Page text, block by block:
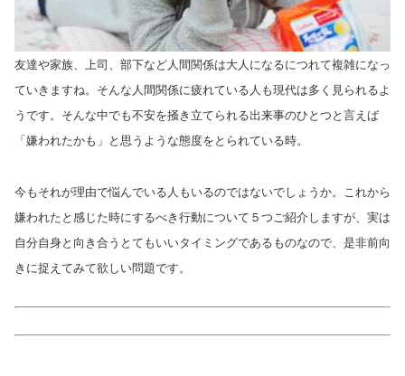
友達や家族、上司、部下など人間関係は大人になるにつれて複雑になっ
ていきますね。そんな人間関係に疲れている人も現代は多く見られるよ
うです。そんな中でも不安を掻き立てられる出来事のひとつと言えば
「嫌われたかも」と思うような態度をとられている時。
今もそれが理由で悩んでいる人もいるのではないでしょうか。これから
嫌われたと感じた時にするべき行動について５つご紹介しますが、実は
自分自身と向き合うとてもいいタイミングであるものなので、是非前向
きに捉えてみて欲しい問題です。